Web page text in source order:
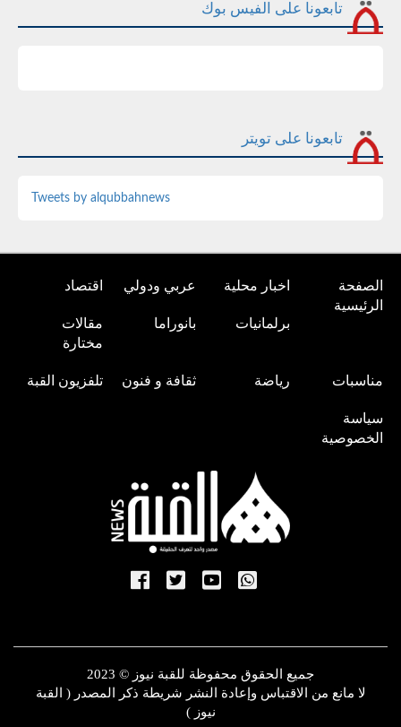
تابعونا على الفيس بوك
تابعونا على تويتر
Tweets by alqubbahnews
الصفحة
الرئيسية
اخبار محلية عربي ودولي اقتصاد
برلمانيات بانوراما
مقالات
مختارة
مناسبات رياضة ثقافة و فنون تلفزيون القبة
سياسة
الخصوصية
جميع الحقوق محفوظة للقبة نيوز © 2023
لا مانع من الاقتباس وإعادة النشر شريطة ذكر المصدر ( القبة
نيوز )